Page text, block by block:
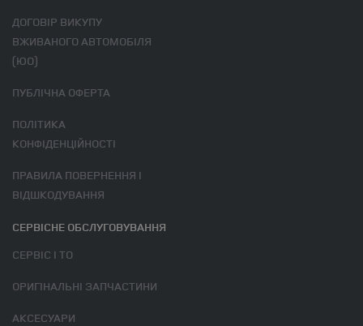
ДОГОВІР ВИКУПУ
ВЖИВАНОГО АВТОМОБІЛЯ
(ЮО)
ПУБЛІЧНА ОФЕРТА
ПОЛІТИКА
КОНФІДЕНЦІЙНОСТІ
ПРАВИЛА ПОВЕРНЕННЯ І
ВІДШКОДУВАННЯ
СЕРВІСНЕ ОБСЛУГОВУВАННЯ
СЕРВІС І ТО
ОРИГІНАЛЬНІ ЗАПЧАСТИНИ
АКСЕСУАРИ